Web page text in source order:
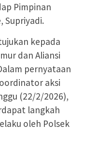
Pimpinan
Supriyadi.
kepada
dan Aliansi
pernyataan
aksi
(22/2/2026),
langkah
oleh Polsek